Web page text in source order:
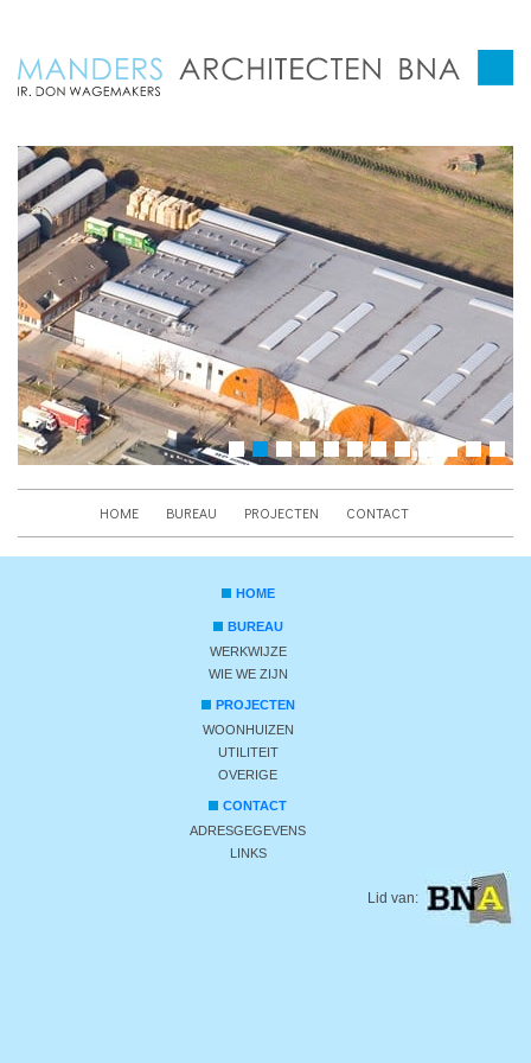
HOME BUREAU PROJECTEN CONTACT
HOME
BUREAU
WERKWIJZE
WIE WE ZIJN
PROJECTEN
WOONHUIZEN
UTILITEIT
OVERIGE
CONTACT
ADRESGEGEVENS
LINKS
Lid van: